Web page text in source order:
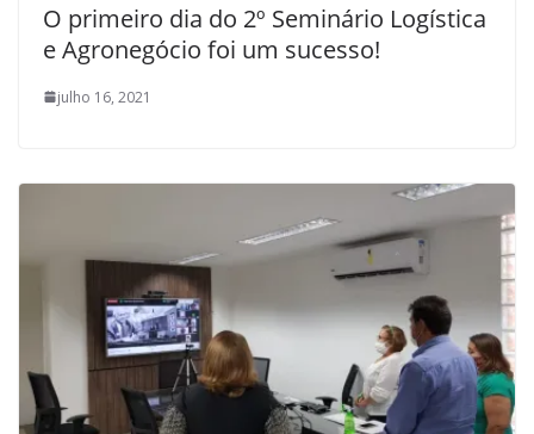
O primeiro dia do 2º Seminário Logística
e Agronegócio foi um sucesso!
julho 16, 2021